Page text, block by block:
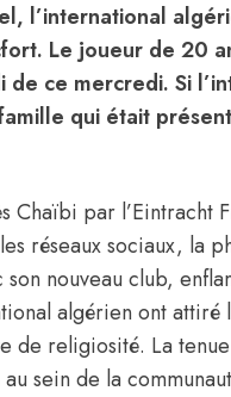
l’international
Le joueur de 20
de ce mercredi. Si
qui était
Chaïbi par l’Eintracht
réseaux sociaux, la
nouveau club,
algérien ont attiré
de religiosité. La
sein de la